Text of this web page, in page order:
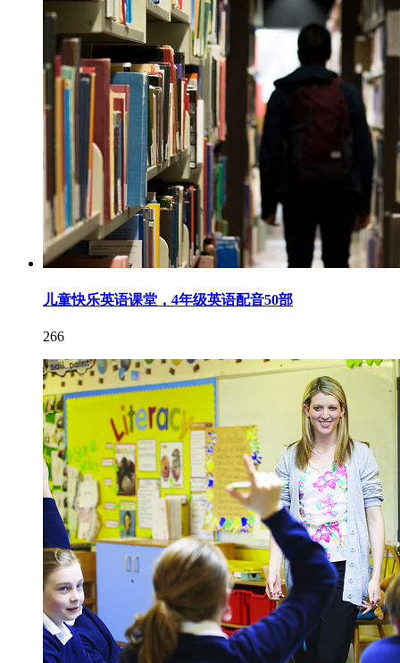
儿童快乐英语课堂，4年级英语配音50部
266